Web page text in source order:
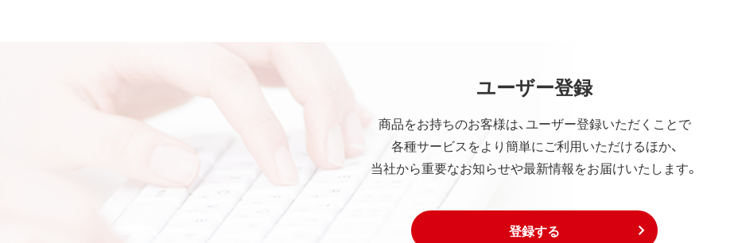
ユーザー登録
商品をお持ちのお客様は、ユーザー登録いただくことで
各種サービスをより簡単にご利用いただけるほか、
当社から重要なお知らせや最新情報をお届けいたします。
登録する